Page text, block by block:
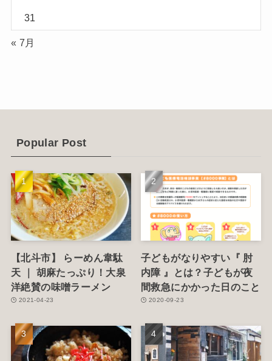
(2)
(4)
(5)
31
« 7月
Popular Post
【北斗市】 らーめん韋駄
天 ｜ 胡麻たっぷり！大泉
洋絶賛の味噌ラーメン
2021-04-23
子どもがなりやすい『 肘
内障 』とは？子どもが夜
間救急にかかった日のこと
2020-09-23